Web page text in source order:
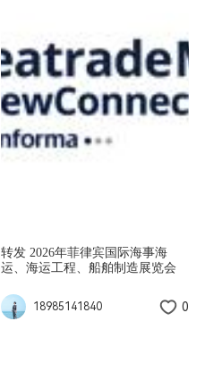
转发 2026年菲律宾国际海事海
运、海运工程、船舶制造展览会
18985141840 0